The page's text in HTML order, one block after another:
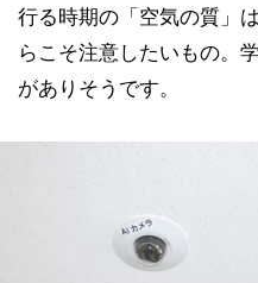
行る時期の「空気の質」
らこそ注意したいもの。
がありそうです。